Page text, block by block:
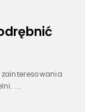
...